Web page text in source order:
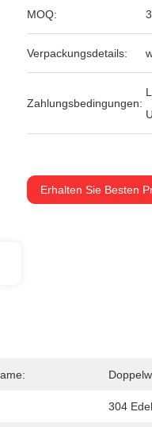
MOQ:
Verpackungsdetails:
Zahlungsbedingungen:
Erhalten Sie Besten
304